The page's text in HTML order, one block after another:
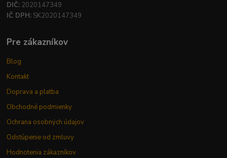
DIČ: 2020147349
IČ DPH: SK2020147349
Pre zákazníkov
Blog
Kontakt
Doprava a platba
Obchodné podmienky
Ochrana osobných údajov
Odstúpenie od zmluvy
Hodnotenia zákazníkov